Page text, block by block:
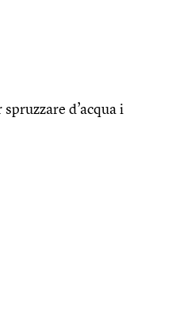
d’acqua i